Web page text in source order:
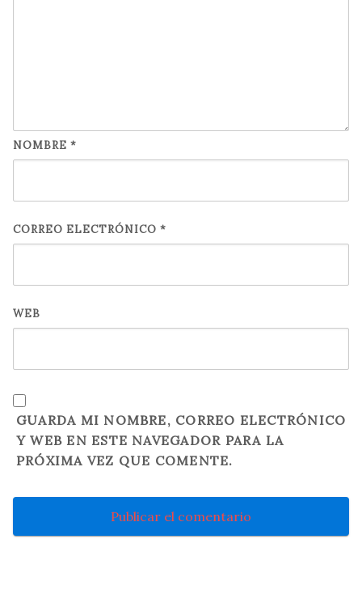
NOMBRE *
CORREO ELECTRÓNICO *
WEB
GUARDA MI NOMBRE, CORREO ELECTRÓNICO
Y WEB EN ESTE NAVEGADOR PARA LA
PRÓXIMA VEZ QUE COMENTE.